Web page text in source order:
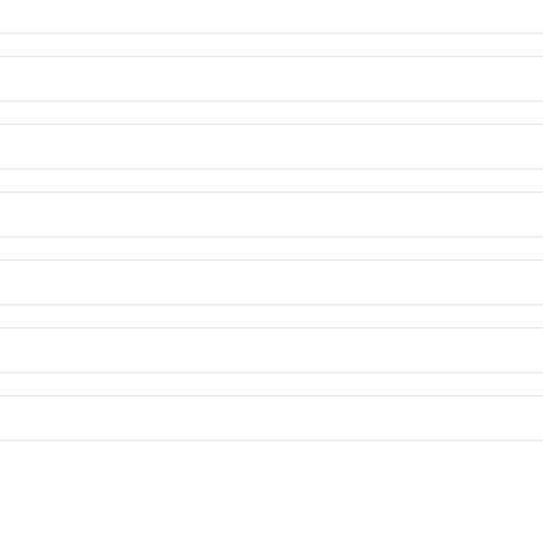
non sempre è accompagnata da disturbi
oppure avverte senso di pienezza dello
di stomaco, un dolore che compare nella zona
anche la schiena. Il bruciore può durare da pochi
la loro assunzione.
e del duodeno sono protette dall'acido cloridrico,
prodotto dalle cellule dello stomaco e del duodeno.
prolungata o ad alte dosi di acido
anche a causa di:
rare ma alcune di esse possono essere molto gravi e
può verificarsi:
di respiro, pallore cutaneo e palpitazioni cardiache
di
gastrica o duodenale è l'esofago-gastro-
nello stomaco e nel duodeno di un tubo
eseguire un'analisi rapida per rilevare l'eventuale
un pezzetto di tessuto prelevato dallo stomaco. Se
presenza di un
eseguire biopsie duodenali.
entro un mese o due, seguendo specifici
prescritti farmaci capaci di ridurre la quantità di
(
[